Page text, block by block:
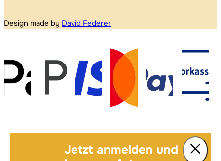
Design made by David Federer
Jetzt anmelden und